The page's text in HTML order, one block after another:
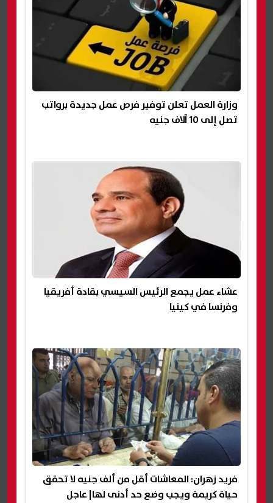
وزارة العمل تعلن توفير فرص عمل جديدة برواتب
تصل إلى 10 آلاف جنيه
عشاء عمل يجمع الرئيس السيسي بقادة أفريقيا
وفرنسا في كينيا
فريد زهران: المعاشات أقل من ألف جنيه لا تحقق
حياة كريمة ويجب وضع حد أدنى لها| عاجل